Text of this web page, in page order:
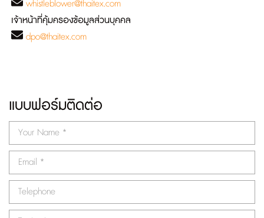
whistleblower@thaitex.com
เจ้าหน้าที่คุ้มครองข้อมูลส่วนบุคคล
dpo@thaitex.com
แบบฟอร์มติดต่อ